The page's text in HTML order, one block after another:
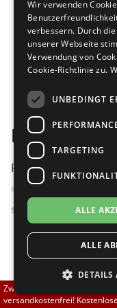
Brautschuhe
Sneaker
Übergrößen 43-44
Flexerinas
Merlet
Nueva Epoca
RayRose
Rummos
Rumpf
SoDanca
TopTanz
Bilder
Diamant
Passt am besten bei
schmal
Zwischen 70,00 EUR und
versandkostenfrei!
Wir verwenden
verbessern. Durch
unserer Webseite
Verwendung von
Cookie-Richtlinie zu.
UNBEDINGT
TARGETING
ALLE
ALLE
DETAILS